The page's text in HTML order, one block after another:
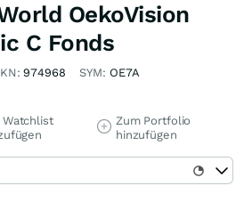
OekoVision
C Fonds
974968 SYM: OE7A
Watchlist
Zum Portfolio
hinzufügen